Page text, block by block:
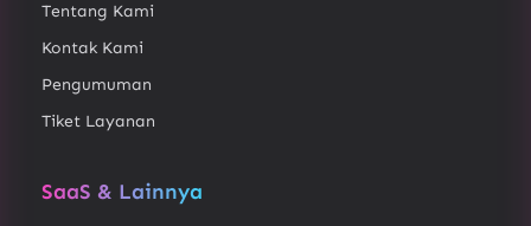
Tentang Kami
Kontak Kami
Pengumuman
Tiket Layanan
SaaS & Lainnya